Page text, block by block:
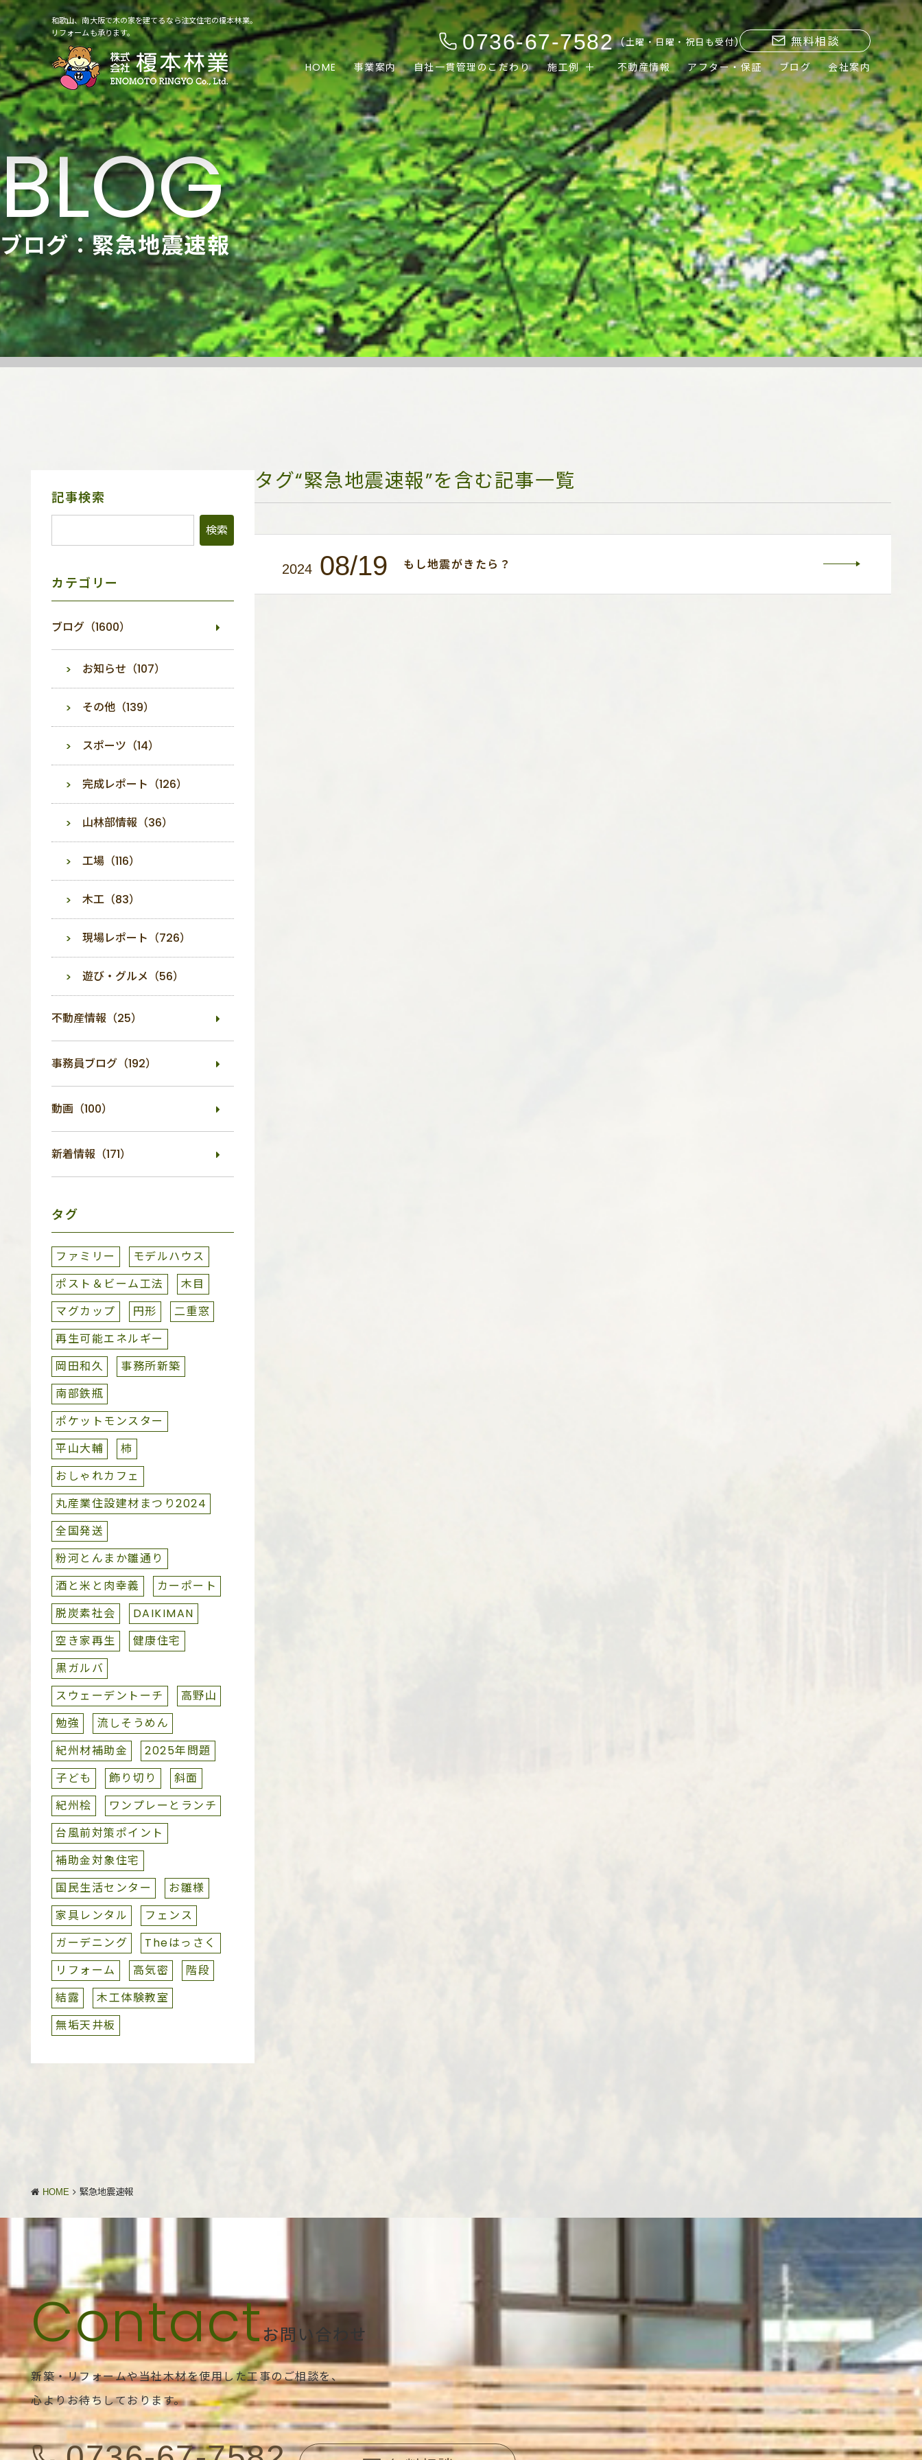
和歌山、南大阪で木の家を建てるなら注文住宅の榎本林業。
リフォームも承ります。
0736-67-7582 (土曜・日曜・祝日も受付) 無料相談
HOME 事業案内 自社一貫管理のこだわり 施工例 不動産情報 アフター・保証 ブログ 会社案内
ブログ：緊急地震速報
タグ“緊急地震速報”を含む記事一覧
2024 08/19 もし地震がきたら？
サ
ニ
記事検索
カテゴリー
ブログ（1600）
お知らせ（107）
その他（139）
スポーツ（14）
完成レポート（126）
山林部情報（36）
工場（116）
木工（83）
現場レポート（726）
遊び・グルメ（56）
不動産情報（25）
事務員ブログ（192）
動画（100）
新着情報（171）
タグ
ファミリー
モデルハウス
ポスト＆ビーム工法
木目
マグカップ
円形
二重窓
再生可能エネルギー
岡田和久
事務所新築
南部鉄瓶
ポケットモンスター
平山大輔
柿
おしゃれカフェ
丸産業住設建材まつり2024
全国発送
粉河とんまか雛通り
酒と米と肉幸義
カーポート
脱炭素社会
DAIKIMAN
空き家再生
健康住宅
黒ガルバ
スウェーデントーチ
高野山
勉強
流しそうめん
紀州材補助金
2025年問題
子ども
飾り切り
斜面
紀州桧
ワンプレーとランチ
台風前対策ポイント
補助金対象住宅
国民生活センター
お雛様
家具レンタル
フェンス
ガーデニング
Theはっさく
リフォーム
高気密
階段
結露
木工体験教室
無垢天井板
HOME 緊急地震速報
お問い合わせ
新築・リフォームや当社木材を使用した工事のご相談を、
心よりお待ちしております。